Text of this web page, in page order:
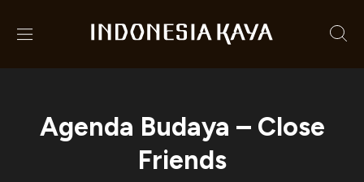
Agenda Budaya – Close
Friends